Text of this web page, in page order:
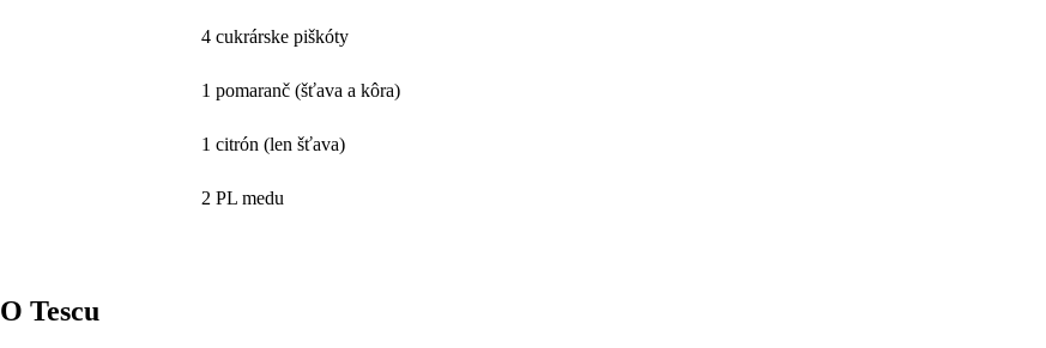
4 cukrárske piškóty
1 pomaranč (šťava a kôra)
1 citrón (len šťava)
2 PL medu
O Tescu